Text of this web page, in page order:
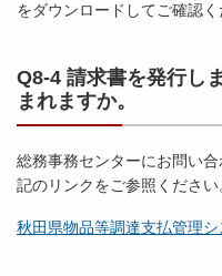
をダウンロードしてご確認く
Q8-4 請求書を発行し
まれますか。
総務事務センターにお問い
記のリンクをご参照ください
秋田県物品等調達支払管理